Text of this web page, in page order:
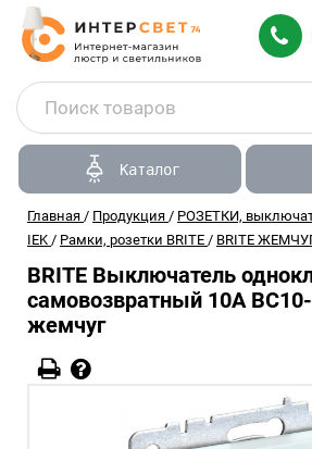
Каталог
Главная / Продукция / РОЗЕТКИ,
IEK / Рамки, розетки BRITE / BRITE
BRITE Выключатель
самовозвратный 10А
жемчуг